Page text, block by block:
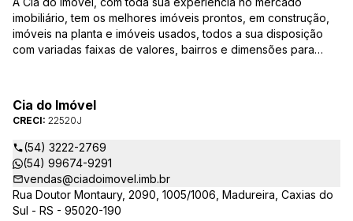
imobiliário, tem os melhores imóveis prontos, em construção,
imóveis na planta e imóveis usados, todos a sua disposição
com variadas faixas de valores, bairros e dimensões para
estarão sempre prontos para responder-lhe todas as suas
dúvidas sobre casas, apartamentos, terrenos, salas comerciais
e outros produtos imobiliários.
Cia do Imóvel
CRECI: 22520J
(54) 3222-2769
(54) 99674-9291
vendas@ciadoimovel.imb.br
Rua Doutor Montaury, 2090, 1005/1006, Madureira, Caxias do
Sul - RS - 95020-190